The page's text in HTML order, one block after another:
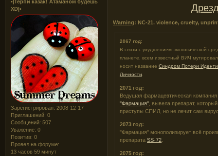
•|Терпи казак! Атаманом будешь
XD|•
Зарегистрирован: 2008-12-17
Приглашений: 0
Сообщений: 507
Уважение: 0
Позитив: 0
Провел на форуме:
13 часов 59 минут
Warning: NC-21. violence, cruelty,
2067 год:
В связи с ухудшением экологической
планете, всем известный ВИЧ
носит названиеСиндром Потери
Личности.
2071 год:
Ведущая фармацевтическая компания
"Фармация", вывела препарат,
приступы СПИЛ, но не лечит сам
2073 год:
"Фармация" монополизирует всё
препаратаSS-72.
2075 год: